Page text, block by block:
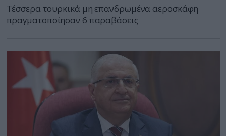
Τέσσερα τουρκικά μη επανδρωμένα αεροσκάφη
πραγματοποίησαν 6 παραβάσεις